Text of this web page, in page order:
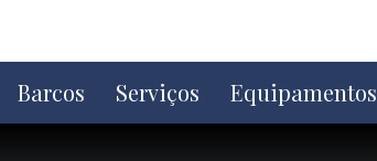
o
conteúdo
Barcos Serviços Equipamentos